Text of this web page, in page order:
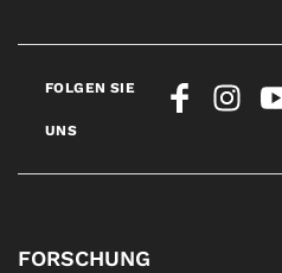
FOLGEN SIE
UNS
FORSCHUNG